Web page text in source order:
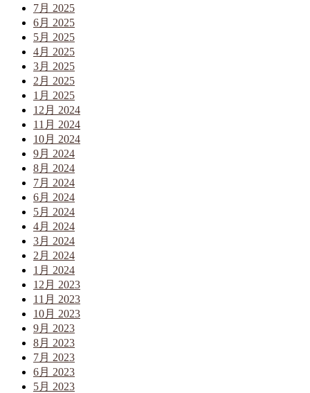
7月 2025
6月 2025
5月 2025
4月 2025
3月 2025
2月 2025
1月 2025
12月 2024
11月 2024
10月 2024
9月 2024
8月 2024
7月 2024
6月 2024
5月 2024
4月 2024
3月 2024
2月 2024
1月 2024
12月 2023
11月 2023
10月 2023
9月 2023
8月 2023
7月 2023
6月 2023
5月 2023